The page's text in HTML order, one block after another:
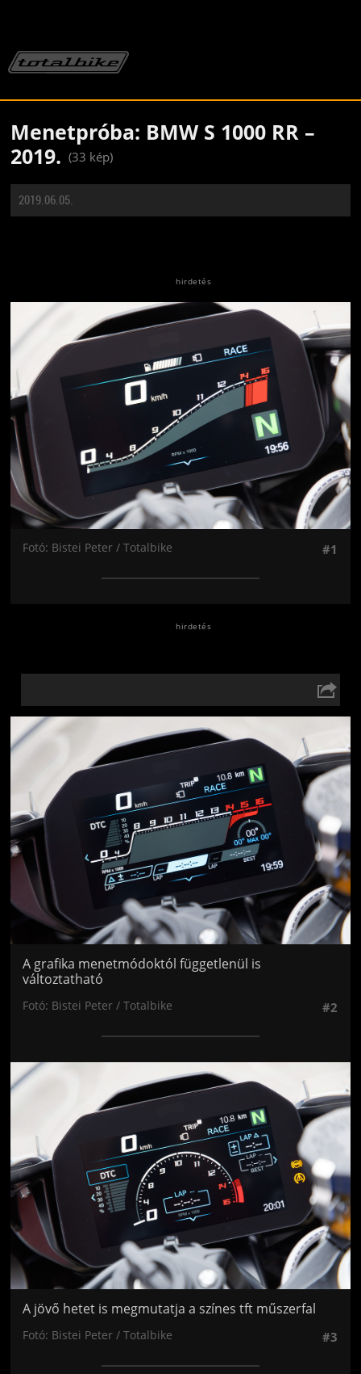
Menetpróba: BMW S 1000 RR –
2019. (33 kép)
2019.06.05.
Jön még kép!
Fotó: Bistei Peter / Totalbike #1
Jön még kép!
A grafika menetmódoktól függetlenül is
változtatható
Fotó: Bistei Peter / Totalbike #2
Jön még kép!
A jövő hetet is megmutatja a színes tft műszerfal
Fotó: Bistei Peter / Totalbike #3